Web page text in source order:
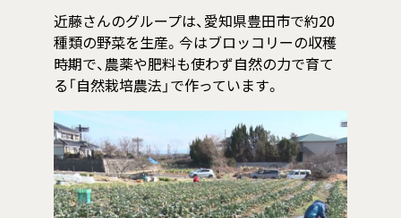
近藤さんのグループは、愛知県豊田市で約20
種類の野菜を生産。今はブロッコリーの収穫
時期で、農薬や肥料も使わず自然の力で育て
る「自然栽培農法」で作っています。